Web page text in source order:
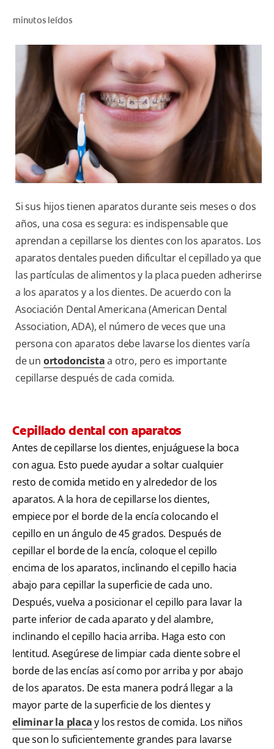
PARA PROFESIONALES
CL (ES)
SUSCRÍBASE
minutos leídos
Si sus hijos tienen aparatos durante seis meses o dos
años, una cosa es segura: es indispensable que
aprendan a cepillarse los dientes con los aparatos. Los
aparatos dentales pueden dificultar el cepillado ya que
las partículas de alimentos y la placa pueden adherirse
a los aparatos y a los dientes. De acuerdo con la
Asociación Dental Americana (American Dental
Association, ADA), el número de veces que una
persona con aparatos debe lavarse los dientes varía
de un ortodoncistaa otro, pero es importante
cepillarse después de cada comida.
Cepillado dental con aparatos
Antes de cepillarse los dientes, enjuáguese la boca
con agua. Esto puede ayudar a soltar cualquier
resto de comida metido en y alrededor de los
aparatos. A la hora de cepillarse los dientes,
empiece por el borde de la encía colocando el
cepillo en un ángulo de 45 grados. Después de
cepillar el borde de la encía, coloque el cepillo
encima de los aparatos, inclinando el cepillo hacia
abajo para cepillar la superficie de cada uno.
Después, vuelva a posicionar el cepillo para lavar la
parte inferior de cada aparato y del alambre,
inclinando el cepillo hacia arriba. Haga esto con
lentitud. Asegúrese de limpiar cada diente sobre el
borde de las encías así como por arriba y por abajo
de los aparatos. De esta manera podrá llegar a la
mayor parte de la superficie de los dientes y
eliminar la placay los restos de comida. Los niños
que son lo suficientemente grandes para lavarse